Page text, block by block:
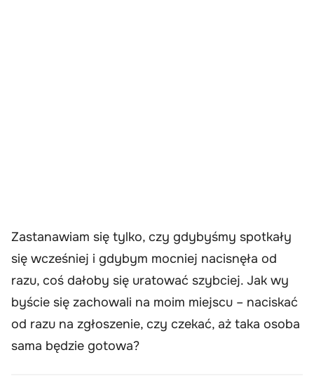
Zastanawiam się tylko, czy gdybyśmy spotkały
się wcześniej i gdybym mocniej nacisnęła od
razu, coś dałoby się uratować szybciej. Jak wy
byście się zachowali na moim miejscu – naciskać
od razu na zgłoszenie, czy czekać, aż taka osoba
sama będzie gotowa?